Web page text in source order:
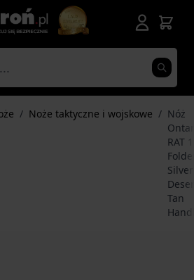
/ Noże taktyczne i wojskowe / Nóż
RAT 1
Tan